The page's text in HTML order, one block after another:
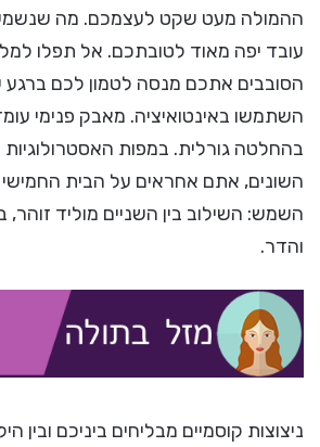
ההמולה מעט שקט לעצמכם. מה
עובד יפה מאוד לטובתכם. אל תפלו
הסובבים אתכם מנסה לטמון לכם
השתמשו באינטואיציה. מאבק פנימי
בהחלטה גורלית. במפות
השונים, אתם אחראים על הבית החמישי
השמש: השילוב בין השניים מוליד זוהר,
והדר.
ניצוצות קוסמיים מבליחים ביניכם ובין